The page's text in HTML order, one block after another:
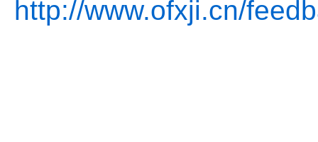
http://www.ofxji.cn/